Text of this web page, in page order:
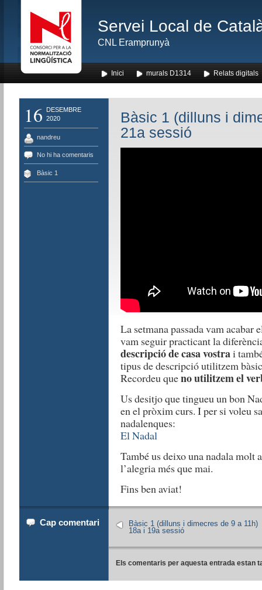
Servei Local de
CNL Eramprunyà
Inici murals D1314 Relats digitals
16
DESEMBRE
2020
nandreu
No hi ha comentaris
Bàsic 1
Bàsic 1 (dilluns i
21a sessió
La setmana passada vam acabar
vam seguir practicant la
descripció de casa vostrai
tipus de descripció utilitzem
Recordeu queno utilitzem el
Us desitjo que tingueu un bon
en el pròxim curs. I per si voleu
nadalenques:
El Nadal
També us deixo una nadala molt
l’alegria més que mai.
Fins ben aviat!
Cap comentari
Bàsic 1 (dilluns i dimecres de 9 a 11h)
18a i 19a sessió
Els comentaris per aquesta entrada estan